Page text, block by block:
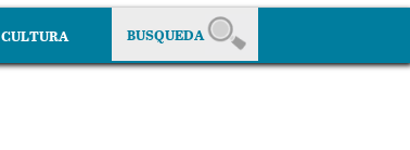
CULTURA